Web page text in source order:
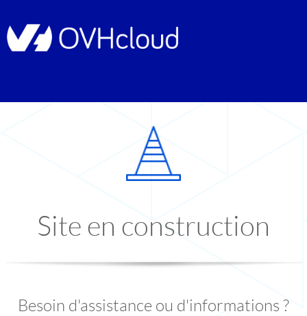
Site en construction
Besoin d'assistance ou d'informations ?